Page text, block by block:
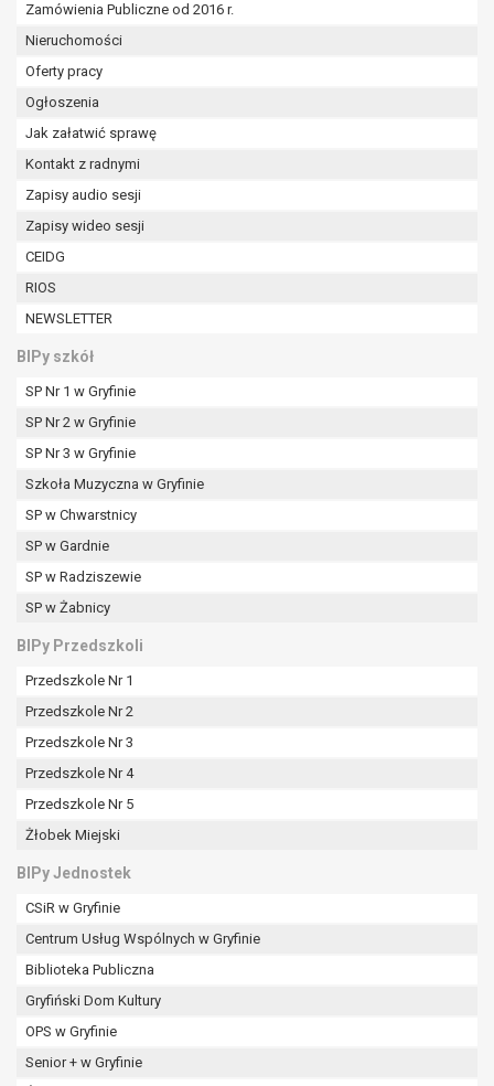
Zamówienia Publiczne od 2016 r.
Nieruchomości
Oferty pracy
Ogłoszenia
Jak załatwić sprawę
Kontakt z radnymi
Zapisy audio sesji
Zapisy wideo sesji
CEIDG
RIOS
NEWSLETTER
BIPy szkół
SP Nr 1 w Gryfinie
SP Nr 2 w Gryfinie
SP Nr 3 w Gryfinie
Szkoła Muzyczna w Gryfinie
SP w Chwarstnicy
SP w Gardnie
SP w Radziszewie
SP w Żabnicy
BIPy Przedszkoli
Przedszkole Nr 1
Przedszkole Nr 2
Przedszkole Nr 3
Przedszkole Nr 4
Przedszkole Nr 5
Żłobek Miejski
BIPy Jednostek
CSiR w Gryfinie
Centrum Usług Wspólnych w Gryfinie
Biblioteka Publiczna
Gryfiński Dom Kultury
OPS w Gryfinie
Senior + w Gryfinie